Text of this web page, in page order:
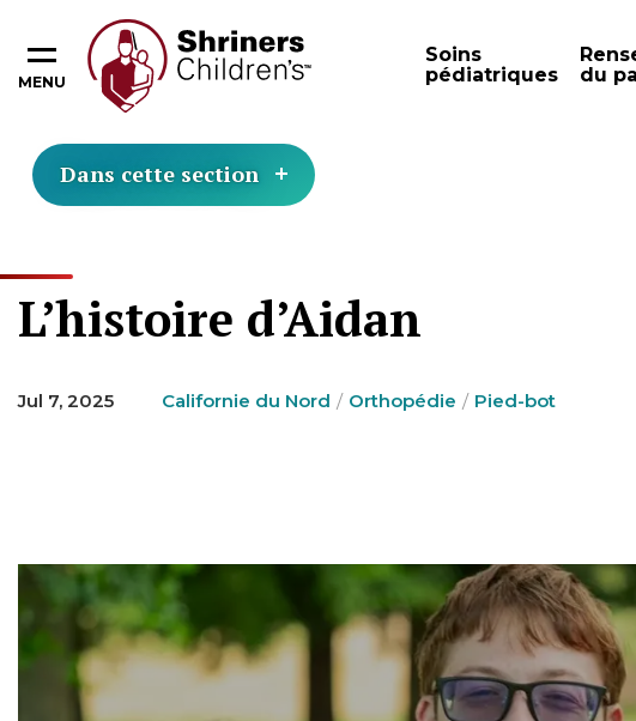
MENU
Soins
pédiatriques
du
Dans cette section
L’histoire d’Aidan
Jul 7, 2025 Californie du Nord Orthopédie Pied-bot